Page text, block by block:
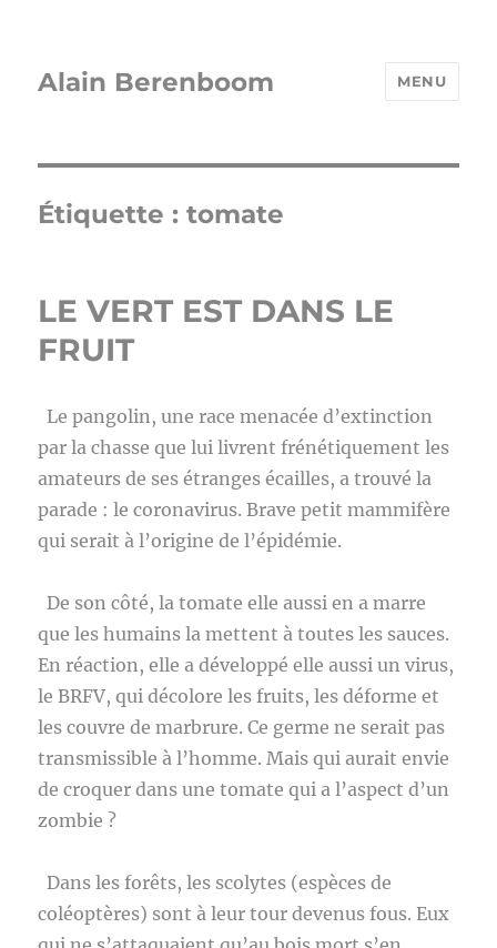
Alain Berenboom MENU
Étiquette :tomate
LE VERT EST DANS LE
FRUIT
Le pangolin, une race menacée d’extinction
par la chasse que lui livrent frénétiquement les
amateurs de ses étranges écailles, a trouvé la
parade : le coronavirus. Brave petit mammifère
qui serait à l’origine de l’épidémie.
De son côté, la tomate elle aussi en a marre
que les humains la mettent à toutes les sauces.
En réaction, elle a développé elle aussi un virus,
le BRFV, qui décolore les fruits, les déforme et
les couvre de marbrure. Ce germe ne serait pas
transmissible à l’homme. Mais qui aurait envie
de croquer dans une tomate qui a l’aspect d’un
zombie ?
Dans les forêts, les scolytes (espèces de
coléoptères) sont à leur tour devenus fous. Eux